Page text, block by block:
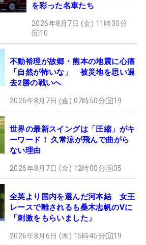
を彩った名車たち
2026年8月7日 (金) 11時30分
10
不動裕理が故郷・熊本の地震に心痛
「自然が怖いな」 被災地を思い過
去2勝の戦いへ
2026年8月7日 (金) 07時50分 19
世界の最新スイングは「圧縮」がキ
ーワード！ 久常涼が飛んで曲がら
ない理由
2026年8月7日 (金) 12時00分 35
全英より国内を選んだ河本結 女王
レースで離されるも桑木志帆のVに
「刺激をもらいました」
2026年8月6日 (木) 15時45分 19